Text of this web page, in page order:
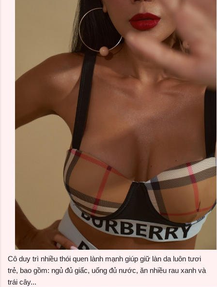
Cô duy trì nhiều thói quen lành mạnh giúp giữ làn da luôn tươi
trẻ, bao gồm: ngủ đủ giấc, uống đủ nước, ăn nhiều rau xanh và
trái cây...